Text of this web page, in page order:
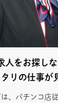
人をお探し
リの仕事が
、パチンコ店